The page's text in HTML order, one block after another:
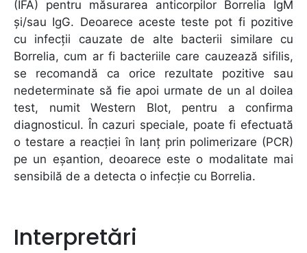
(IFA) pentru măsurarea anticorpilor Borrelia IgM
și/sau IgG. Deoarece aceste teste pot fi pozitive
cu infecții cauzate de alte bacterii similare cu
Borrelia, cum ar fi bacteriile care cauzează sifilis,
se recomandă ca orice rezultate pozitive sau
nedeterminate să fie apoi urmate de un al doilea
test, numit Western Blot, pentru a confirma
diagnosticul. În cazuri speciale, poate fi efectuată
o testare a reacției în lanț prin polimerizare (PCR)
pe un eșantion, deoarece este o modalitate mai
sensibilă de a detecta o infecție cu Borrelia.
Interpretări